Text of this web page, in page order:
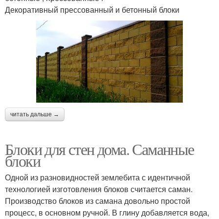
Декоративный прессованный и бетонный блоки
читать дальше →
Блоки для стен дома. Саманные
блоки
Одной из разновидностей землебита с идентичной
технологией изготовления блоков считается саман.
Производство блоков из самана довольно простой
процесс, в основном ручной. В глину добавляется вода,